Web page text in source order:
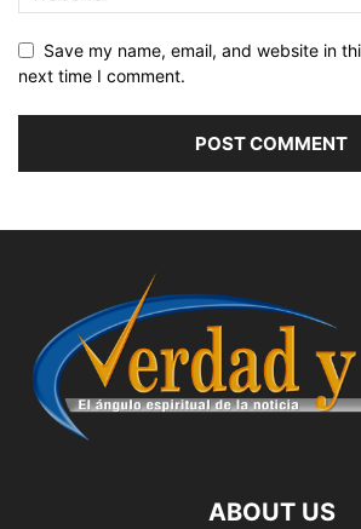
Save my name, email, and website in
next time I comment.
ABOUT US